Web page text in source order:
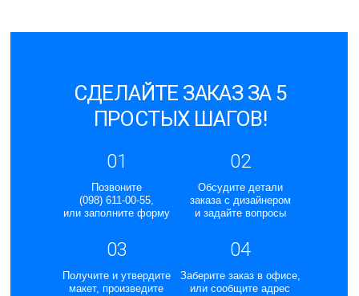
Позвоните
(098) 611-00-55,
или заполните форму
01
Обсудите детали
заказа с дизайнером
и задайте вопросы
02
Получите и утвердите
макет, произведите
03
Заберите заказ в офисе,
или сообщите адрес
04
СДЕЛАЙТЕ ЗАКАЗ ЗА 5
ПРОСТЫХ ШАГОВ!